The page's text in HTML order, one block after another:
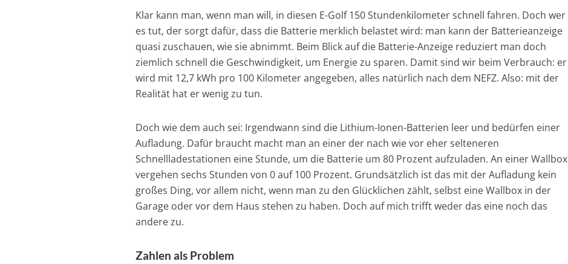
Klar kann man, wenn man will, in diesen E-Golf 150 Stundenkilometer schnell fahren. Doch wer
es tut, der sorgt dafür, dass die Batterie merklich belastet wird: man kann der Batterieanzeige
quasi zuschauen, wie sie abnimmt. Beim Blick auf die Batterie-Anzeige reduziert man doch
ziemlich schnell die Geschwindigkeit, um Energie zu sparen. Damit sind wir beim Verbrauch: er
wird mit 12,7 kWh pro 100 Kilometer angegeben, alles natürlich nach dem NEFZ. Also: mit der
Realität hat er wenig zu tun.
Doch wie dem auch sei: Irgendwann sind die Lithium-Ionen-Batterien leer und bedürfen einer
Aufladung. Dafür braucht macht man an einer der nach wie vor eher selteneren
Schnellladestationen eine Stunde, um die Batterie um 80 Prozent aufzuladen. An einer Wallbox
vergehen sechs Stunden von 0 auf 100 Prozent. Grundsätzlich ist das mit der Aufladung kein
großes Ding, vor allem nicht, wenn man zu den Glücklichen zählt, selbst eine Wallbox in der
Garage oder vor dem Haus stehen zu haben. Doch auf mich trifft weder das eine noch das
andere zu.
Zahlen als Problem